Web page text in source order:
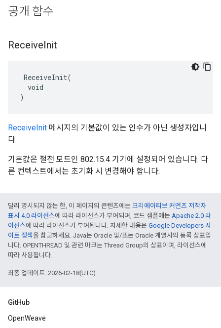
공개 함수
ReceiveInit
ReceiveInit(
  void
)
ReceiveInit 메시지의 기본값이 있는 인수가 아닌 생성자입니
다.
기본값은 절전 모드인 802.15.4 기기에 설정되어 있습니다. 다
른 컨텍스트에서는 초기화 시 변경해야 합니다.
달리 명시되지 않는 한, 이 페이지의 콘텐츠에는 크리에이티브 커먼즈 저작자
표시 4.0 라이선스에 따라 라이선스가 부여되며, 코드 샘플에는 Apache 2.0 라
이선스에 따라 라이선스가 부여됩니다. 자세한 내용은 Google Developers 사
이트 정책을 참고하세요. Java는 Oracle 및/또는 Oracle 계열사의 등록 상표입
니다. OPENTHREAD 및 관련 마크는 Thread Group의 상표이며, 라이선스에
따라 사용됩니다.
최종 업데이트: 2026-02-18(UTC)
GitHub
OpenWeave